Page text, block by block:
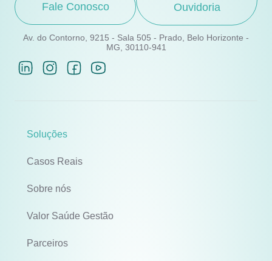
Fale Conosco
Ouvidoria
Av. do Contorno, 9215 - Sala 505 - Prado, Belo Horizonte -
MG, 30110-941
Soluções
Casos Reais
Sobre nós
Valor Saúde Gestão
Parceiros